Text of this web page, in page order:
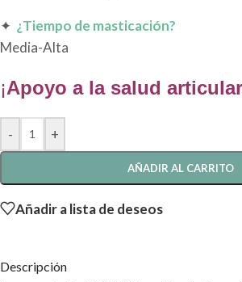
✦ ¿Tiempo de masticación?
Media-Alta
¡Apoyo a la salud articular
- +
AÑADIR AL CARRITO
Añadir a lista de deseos
Descripción